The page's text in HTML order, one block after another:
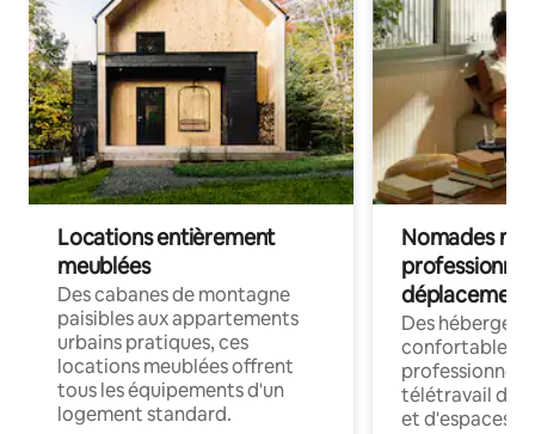
Locations entièrement
meublées
Des cabanes de montagne
paisibles aux appartements
urbains pratiques, ces
locations meublées offrent
tous les équipements d'un
logement standard.
Nomades
déplacement
Des
confortables
professionnels
télétravail
et d'espaces